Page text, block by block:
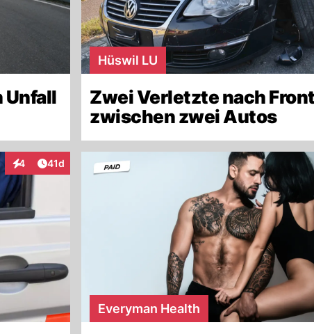
Unfall
Hüswil LU
Zwei Verletzte nach
zwischen zwei Autos
4
InteraktionenArtikel veröffentlicht:
41d
Everyman Health